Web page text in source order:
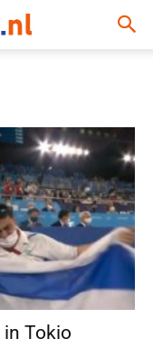
Tokio